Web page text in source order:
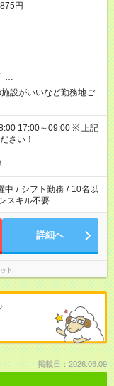
円
…
設がいいなど勤務地ご
～09:00 ※ 上記
さい！
中 / シフト勤務 / 10名以
スキル不要
詳細へ
ト
掲載日：2026.08.09